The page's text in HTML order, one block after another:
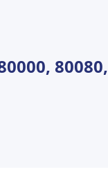
80080,